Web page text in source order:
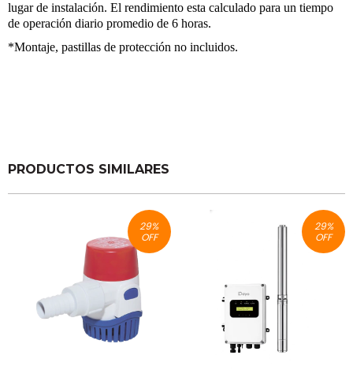
lugar de instalación. El rendimiento esta calculado para un tiempo
de operación diario promedio de 6 horas.
*Montaje, pastillas de protección no incluidos.
PRODUCTOS SIMILARES
29%
OFF
29%
OFF